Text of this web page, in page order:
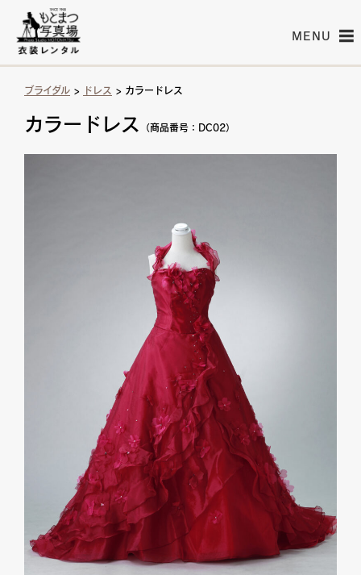
MENU
ブライダル > ドレス > カラードレス
カラードレス （商品番号：DC02）